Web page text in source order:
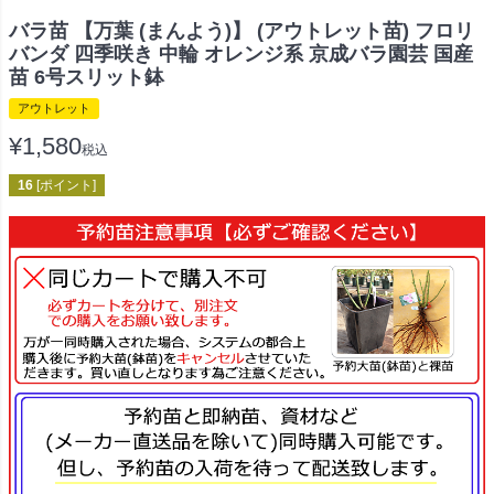
バラ苗 【万葉 (まんよう)】 (アウトレット苗) フロリ
バンダ 四季咲き 中輪 オレンジ系 京成バラ園芸 国産
苗 6号スリット鉢
アウトレット
¥1,580税込
16 [ポイント]